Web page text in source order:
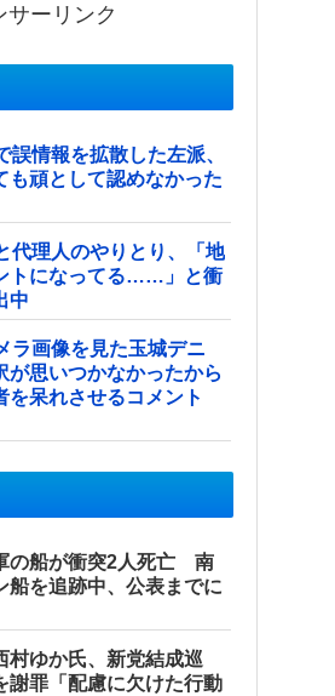
サーリンク
誤情報を拡散した左派、
も頑として認めなかった
代理人のやりとり、「地
トになってる……」と衝
中
ラ画像を見た玉城デニ
が思いつかなかったから
を呆れさせるコメント
の船が衝突2人死亡 南
船を追跡中、公表までに
村ゆか氏、新党結成巡
謝罪「配慮に欠けた行動